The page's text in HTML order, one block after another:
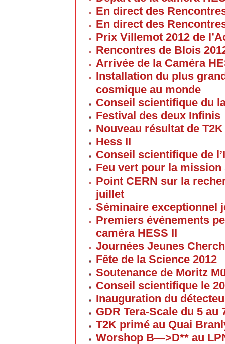
En direct des
En direct des
Prix Villemot 2012 de
Rencontres de Blois
Arrivée de la Caméra
Installation du plus
cosmique au monde
Conseil scientifique du
Festival des deux Infinis
Nouveau résultat de T2K
Hess II
Conseil scientifique de
Feu vert pour la
Point CERN sur la
juillet
Séminaire exceptionnel
Premiers événements
caméra HESS II
Journées Jeunes
Fête de la Science 2012
Soutenance de Moritz
Conseil scientifique le
Inauguration du
GDR Tera-Scale du 5
T2K primé au Quai
Worshop B—>D** au